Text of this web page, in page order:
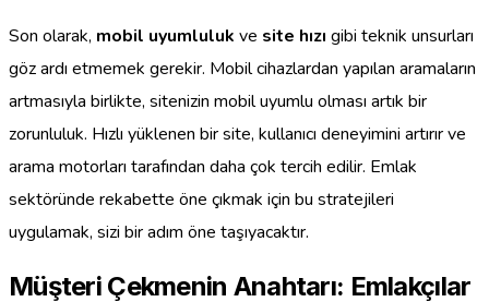
Son olarak, mobil uyumluluk ve site hızı gibi teknik unsurları
göz ardı etmemek gerekir. Mobil cihazlardan yapılan aramaların
artmasıyla birlikte, sitenizin mobil uyumlu olması artık bir
zorunluluk. Hızlı yüklenen bir site, kullanıcı deneyimini artırır ve
arama motorları tarafından daha çok tercih edilir. Emlak
sektöründe rekabette öne çıkmak için bu stratejileri
uygulamak, sizi bir adım öne taşıyacaktır.
Müşteri Çekmenin Anahtarı: Emlakçılar